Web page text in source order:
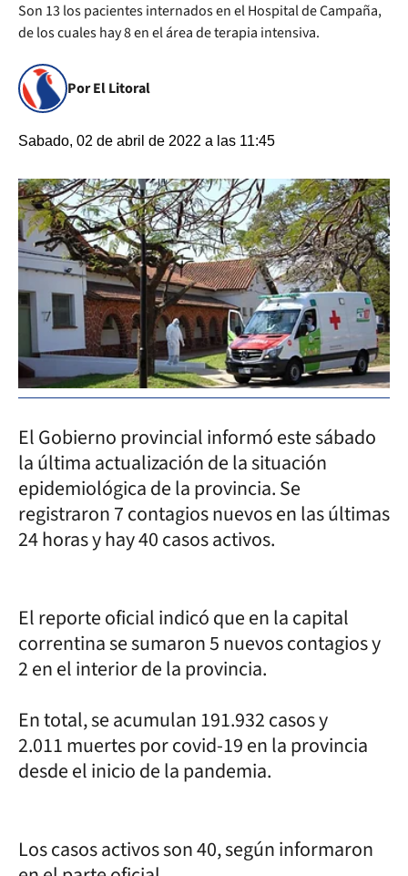
Son 13 los pacientes internados en el Hospital de Campaña,
de los cuales hay 8 en el área de terapia intensiva.
Por El Litoral
Sabado, 02 de abril de 2022 a las 11:45
El Gobierno provincial informó este sábado
la última actualización de la situación
epidemiológica de la provincia. Se
registraron 7 contagios nuevos en las últimas
24 horas y hay 40 casos activos.
El reporte oficial indicó que en la capital
correntina se sumaron 5 nuevos contagios y
2 en el interior de la provincia.
En total, se acumulan 191.932 casos y
2.011 muertes por covid-19 en la provincia
desde el inicio de la pandemia.
Los casos activos son 40, según informaron